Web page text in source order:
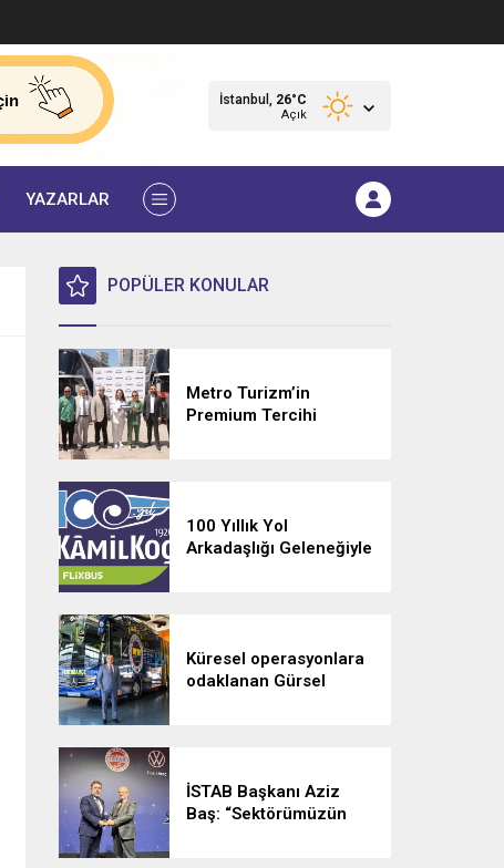
İstanbul, 26°C
Açık
YAZARLAR
POPÜLER KONULAR
Metro Turizm’in
Premium Tercihi
100 Yıllık Yol
Arkadaşlığı Geleneğiyle
Küresel operasyonlara
odaklanan Gürsel
İSTAB Başkanı Aziz
Baş: “Sektörümüzün